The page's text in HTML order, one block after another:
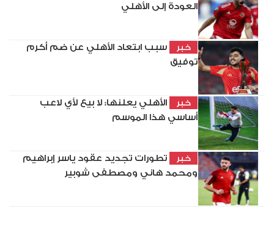
العودة إلى الأهلي
خبر
سبب ابتعاد الأهلي عن ضم أكرم
توفيق
خبر
الأهلي يعلنها: لا بيع لأي لاعب
أساسي هذا الموسم
خبر
تطورات تجديد عقود ياسر إبراهيم
ومحمد هاني ومصطفى شوبير